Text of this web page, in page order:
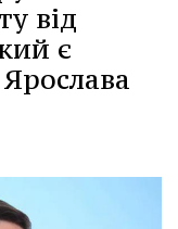
від
є